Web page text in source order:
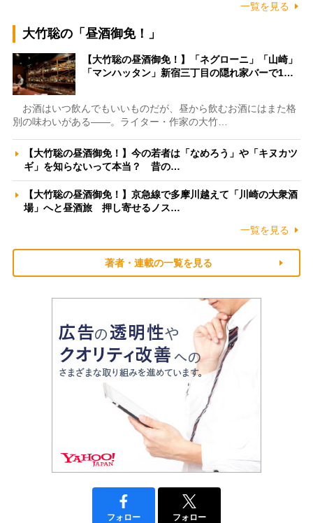
一覧を見る
大竹聡の「昼酒御免！」
【大竹聡の昼酒御免！】「ネグローニ」「山崎」
「マンハッタン」新宿三丁目の隠れ家バーで1…
お酒はいつ飲んでもいいものだが、昼から飲むお酒にはまた格
別の味わいがある――。ライター・作家の大竹…
【大竹聡の昼酒御免！】今の若者は「なめろう」や「キヌカツ
ギ」を知らないって本当？ 昔の…
【大竹聡の昼酒御免！】京急線で多摩川越えて「川崎の大衆酒
場」へと昼酒旅 押し寄せるノス…
一覧を見る
著者・連載の一覧を見る
フォロー フォロー